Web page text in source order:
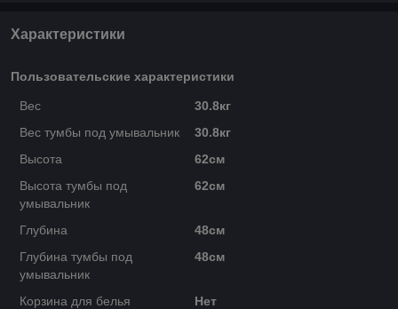
Характеристики
Пользовательские характеристики
Вес
30.8кг
Вес тумбы под умывальник
30.8кг
Высота
62см
Высота тумбы под
умывальник
62см
Глубина
48см
Глубина тумбы под
умывальник
48см
Корзина для белья
Нет